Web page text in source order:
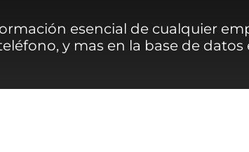
esencial de cualquier
y mas en la base de